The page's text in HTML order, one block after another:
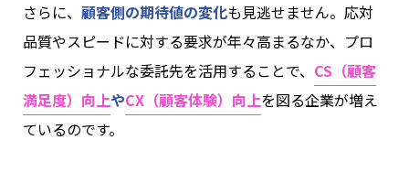
さらに、 顧客側の期待値の変化も見逃せません。応対
品質やスピードに対する要求が年々高まるなか、プロ
フェッショナルな委託先を活用することで、 CS（顧客
満足度）向上やCX（顧客体験）向上を図る企業が増え
ているのです。